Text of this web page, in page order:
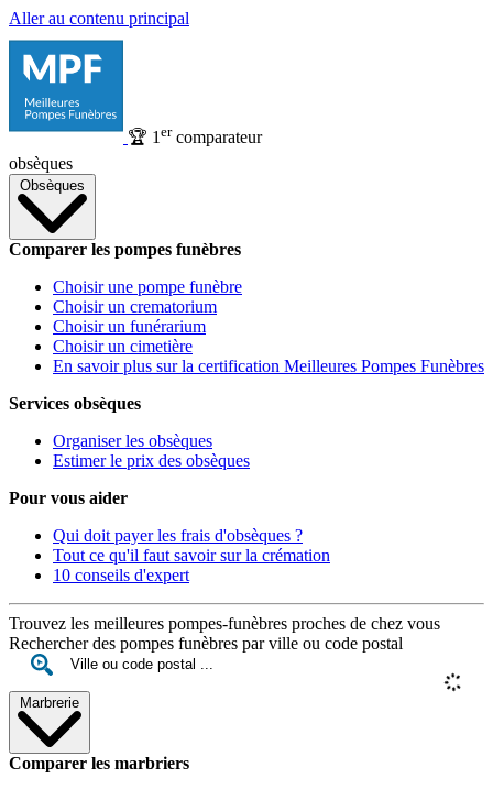
Aller au contenu principal
🏆 1 ercomparateur
obsèques
Obsèques
Comparer les pompes funèbres
Choisir une pompe funèbre
Choisir un crematorium
Choisir un funérarium
Choisir un cimetière
En savoir plus sur la certification Meilleures Pompes Funèbres
Services obsèques
Organiser les obsèques
Estimer le prix des obsèques
Pour vous aider
Qui doit payer les frais d'obsèques ?
Tout ce qu'il faut savoir sur la crémation
10 conseils d'expert
Trouvez les meilleures pompes-funèbres proches de chez vous
Rechercher des pompes funèbres par ville ou code postal
Marbrerie
Comparer les marbriers